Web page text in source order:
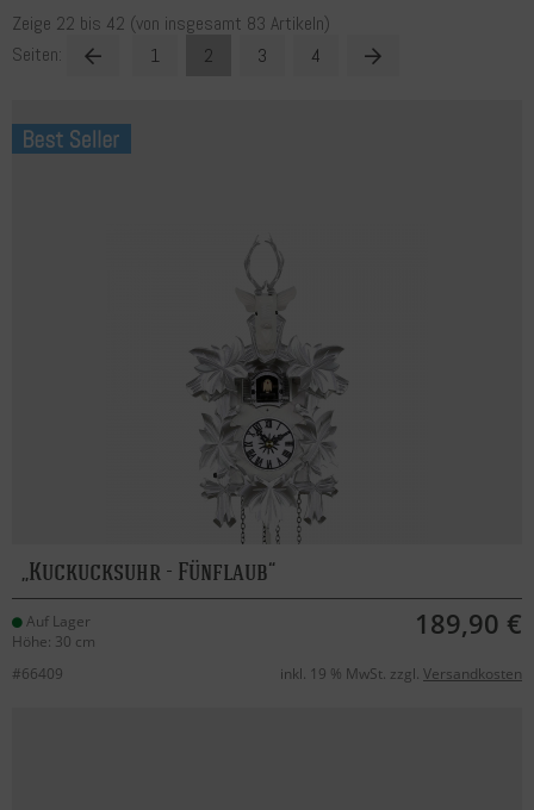
Zeige 22 bis 42 (von insgesamt 83 Artikeln)
Seiten:
1 2 3 4
Kuckucksuhr - Fünflaub
Auf Lager
Höhe: 30 cm
189,90 €
#66409 inkl. 19 % MwSt. zzgl. Versandkosten